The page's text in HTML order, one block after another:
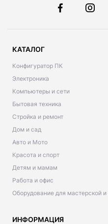
КАТАЛОГ
Конфигуратор ПК
Электроника
Компьютеры и сети
Бытовая техника
Стройка и ремонт
Дом и сад
Авто и Мото
Красота и спорт
Детям и мамам
Работа и офис
Оборудование для мастерской
ИНФОРМАЦИЯ